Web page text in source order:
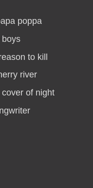
poppa
boys
to kill
river
cover of night